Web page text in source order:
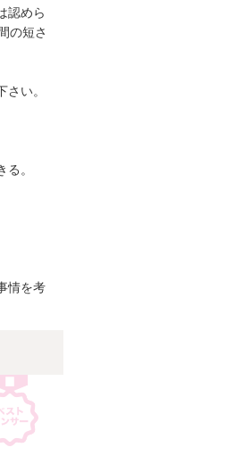
認めら
の短さ
い。
。
情を考